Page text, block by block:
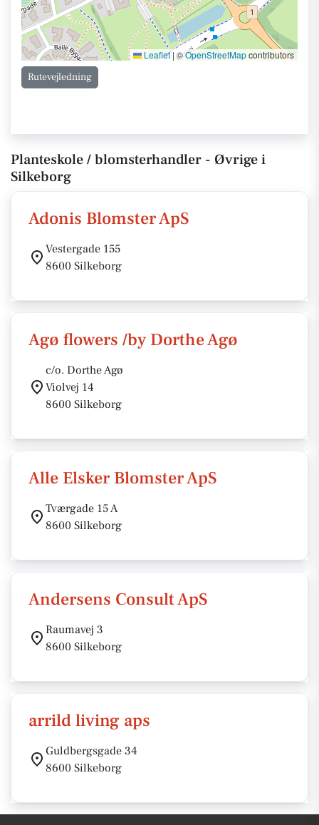
Leaflet | ©OpenStreetMapcontributors
Rutevejledning
Planteskole / blomsterhandler - Øvrige i
Silkeborg
Adonis Blomster ApS
Vestergade 155
8600 Silkeborg
Agø flowers /by Dorthe Agø
c/o. Dorthe Agø
Violvej 14
8600 Silkeborg
Alle Elsker Blomster ApS
Tværgade 15 A
8600 Silkeborg
Andersens Consult ApS
Raumavej 3
8600 Silkeborg
arrild living aps
Guldbergsgade 34
8600 Silkeborg